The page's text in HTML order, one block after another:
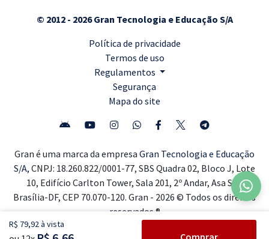
R$ 79,92 à vista
Comprar
© 2012 - 2026 Gran Tecnologia e Educação S/A
Política de privacidade
Termos de uso
Regulamentos
Segurança
Mapa do site
Gran é uma marca da empresa Gran Tecnologia e Educação
S/A, CNPJ: 18.260.822/0001-77, SBS Quadra 02, Bloco J, Lote
10, Edifício Carlton Tower, Sala 201, 2º Andar, Asa Sul,
Brasília-DF, CEP 70.070-120. Gran - 2026 © Todos os direitos
reservados ®